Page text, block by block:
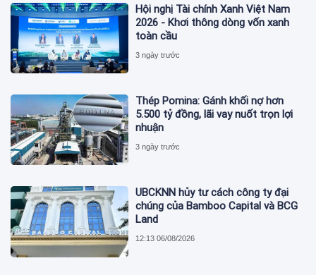
Hội nghị Tài chính Xanh Việt Nam
2026 - Khơi thông dòng vốn xanh
toàn cầu
3 ngày trước
Thép Pomina: Gánh khối nợ hơn
5.500 tỷ đồng, lãi vay nuốt trọn lợi
nhuận
3 ngày trước
UBCKNN hủy tư cách công ty đại
chúng của Bamboo Capital và BCG
Land
12:13 06/08/2026